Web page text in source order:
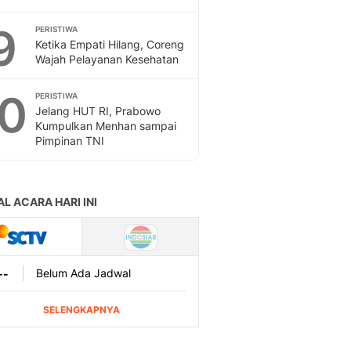
PERISTIWA
Ketika Empati Hilang, Coreng
Wajah Pelayanan Kesehatan
PERISTIWA
Jelang HUT RI, Prabowo
Kumpulkan Menhan sampai
Pimpinan TNI